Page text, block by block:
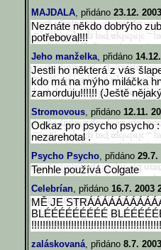
MAJDALA, přidáno 23.12.
Neznáte někdo dobrýho
potřeboval!!!
Jeho manželka, přidáno
Jestli ho některá z vás
kdo má na mýho miláčka
zamorduju!!!!!! (Ještě
Stromovous, přidáno 12.11.
Odkaz pro psycho psycho
nezarehotal .
Psycho Psycho, přidáno 29.7.
Tenhle používá Colgate
Celebrían, přidáno 16.7. 2003
MĚ JE
BLÉÉÉÉÉÉÉÉÉ
!!!!!!!!!!!!!!!!!!!!!!!!!!!!!!
zaláskovaná, přidáno 8.7.